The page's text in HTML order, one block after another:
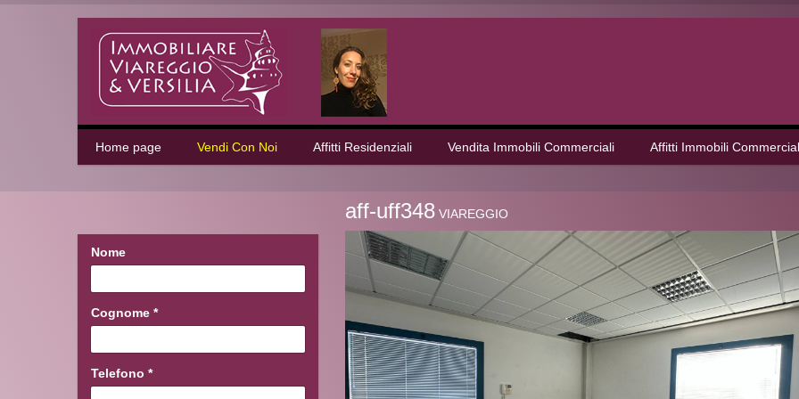
Home page Vendi Con Noi Affitti Residenziali Vendita Immobili Commerciali Affitti Immobili
Nome
Cognome *
Telefono *
aff-uff348 VIAREGGIO